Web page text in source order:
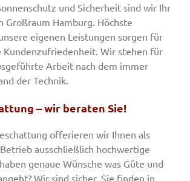
und Sicherheit sind wir Ihr
Großraum Hamburg. Höchste
eigenen Leistungen sorgen für
Kundenzufriedenheit. Wir stehen für
Arbeit nach dem immer
der Technik.
– wir beraten Sie!
offerieren wir Ihnen als
ausschließlich hochwertige
genaue Wünsche was Güte und
Wir sind sicher, Sie finden in